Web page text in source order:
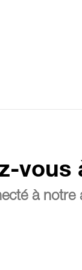
vous
à notre